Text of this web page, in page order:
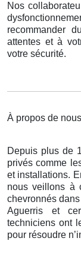
Nos
recommander
attentes et à
votre sécurité.
À propos de
Depuis plus de
privés comme
et installations.
nous veillons à
chevronnés
Aguerris et
techniciens ont
pour résoudre